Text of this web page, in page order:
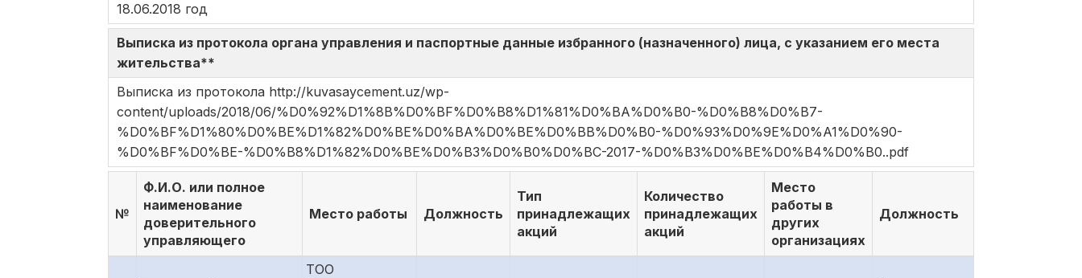
18.06.2018 год
Выписка из протокола органа управления и паспортные данные избранного (назначенного) лица, с указанием его места
жительства**
Выписка из протокола http://kuvasaycement.uz/wp-
content/uploads/2018/06/%D0%92%D1%8B%D0%BF%D0%B8%D1%81%D0%BA%D0%B0-%D0%B8%D0%B7-
%D0%BF%D1%80%D0%BE%D1%82%D0%BE%D0%BA%D0%BE%D0%BB%D0%B0-%D0%93%D0%9E%D0%A1%D0%90-
%D0%BF%D0%BE-%D0%B8%D1%82%D0%BE%D0%B3%D0%B0%D0%BC-2017-%D0%B3%D0%BE%D0%B4%D0%B0..pdf
№
Ф.И.О. или полное
наименование
доверительного
управляющего
Место работы Должность
Тип
принадлежащих
акций
Количество
принадлежащих
акций
Место
работы в
других
организациях
Должность
ТОО